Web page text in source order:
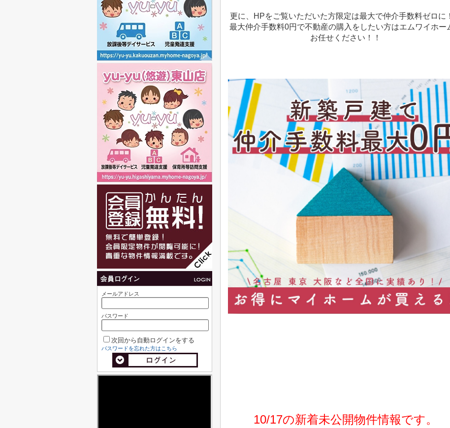
更に、HPをご覧いただいた方限定は最大で仲介手数料ゼロに
最大仲介手数料0円で不動産の購入をしたい方はエムワイホー
お任せください！！
10/17の新着未公開物件情報です。
メールアドレス
パスワード
次回から自動ログインをする
パスワードを忘れた方はこちら